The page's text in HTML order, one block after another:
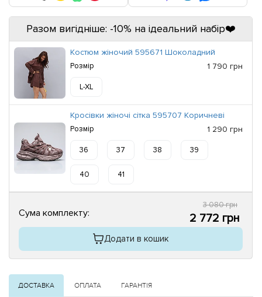
Разом вигідніше: -10% на ідеальний набір❤️
Костюм жіночий 595671 Шоколадний
Розмір 1 790 грн
L-XL
Кросівки жіночі сітка 595707 Коричневі
Розмір 1 290 грн
36 37 38 39
40 41
Сума комплекту:
3 080 грн
2 772 грн
Додати в кошик
ДОСТАВКА ОПЛАТА ГАРАНТІЯ